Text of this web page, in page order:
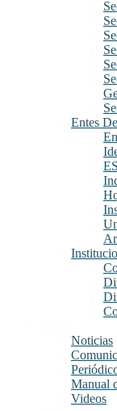
Entes
Noticias
Manual
Videos